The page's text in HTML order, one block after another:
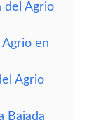
del Agrio
Agrio en
Agrio
Bajada